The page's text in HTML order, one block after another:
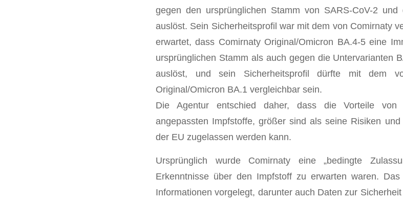
gegen den ursprünglichen Stamm von SARS-CoV-2
auslöst. Sein Sicherheitsprofil war mit dem von Comirnaty
erwartet, dass Comirnaty Original/Omicron BA.4-5 eine
ursprünglichen Stamm als auch gegen die Untervarianten
auslöst, und sein Sicherheitsprofil dürfte mit dem
Original/Omicron BA.1 vergleichbar sein.
Die Agentur entschied daher, dass die Vorteile von
angepassten Impfstoffe, größer sind als seine Risiken
der EU zugelassen werden kann.
Ursprünglich wurde Comirnaty eine „bedingte
Erkenntnisse über den Impfstoff zu erwarten waren.
Informationen vorgelegt, darunter auch Daten zur